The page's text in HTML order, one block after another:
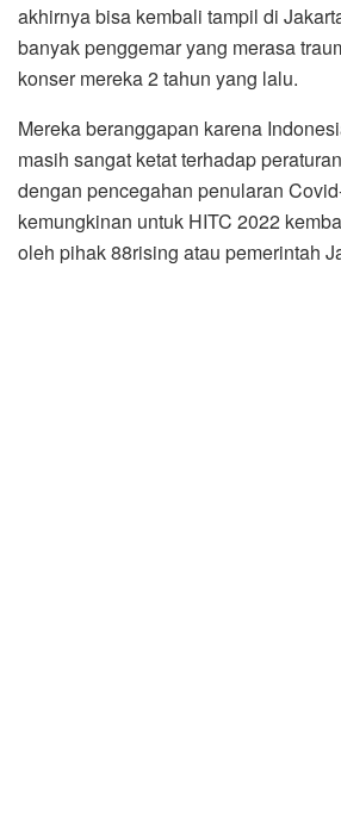
akhirnya bisa kembali tampil di
banyak penggemar yang merasa
konser mereka 2 tahun yang lalu.
Mereka beranggapan karena
masih sangat ketat terhadap
dengan pencegahan penularan
kemungkinan untuk HITC 2022
oleh pihak 88rising atau pemerintah